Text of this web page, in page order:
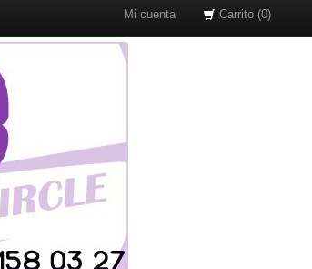
Mi cuenta Carrito (0)